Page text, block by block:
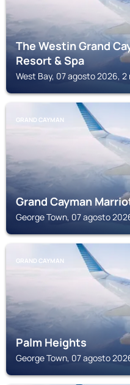
The Westin Grand
Resort & Spa
West Bay, 07 agosto 2026, 2
GRAND CAYMAN
Grand Cayman
George Town, 07 agosto
GRAND CAYMAN
Palm Heights
George Town, 07 agosto